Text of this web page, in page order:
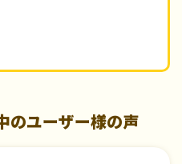
のユーザー様の声